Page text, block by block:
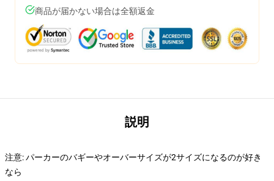
商品が届かない場合は全額返金
説明
注意: パーカーのバギーやオーバーサイズが2サイズになるのが好き
なら